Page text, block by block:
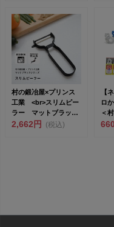
村の鍛冶屋×プリンス
工業 <br>スリムピー
ラー マットブラッ
ク <...
2,662円 (税込)
【
ロ
＜
ス工